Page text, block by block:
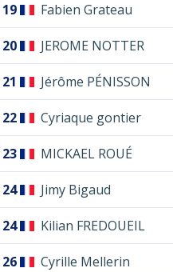
19 Fabien Grateau
20 JEROME NOTTER
21 Jérôme PÉNISSON
22 Cyriaque gontier
23 MICKAEL ROUÉ
24 Jimy Bigaud
24 Kilian FREDOUEIL
26 Cyrille Mellerin